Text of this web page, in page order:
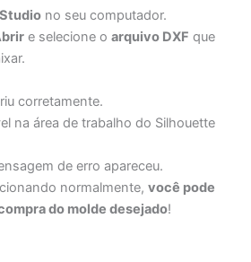
no seu computador.
e selecione o arquivo DXF que
corretamente.
na área de trabalho do Silhouette
de erro apareceu.
normalmente, você pode
do molde desejado!